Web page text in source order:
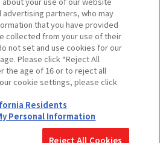
ャルメディアポリシー
取り扱いに関する保護方針
Information著作権・商標について
る基本的な対応方針
ーライト一覧を表示する
partners, who may
that you have provided
collected from your use of their
not set and use cookies for our
Please click “Reject All
the age of 16 or to reject all
cookie settings, please click
Residents
Personal Information
Reject All Cookies